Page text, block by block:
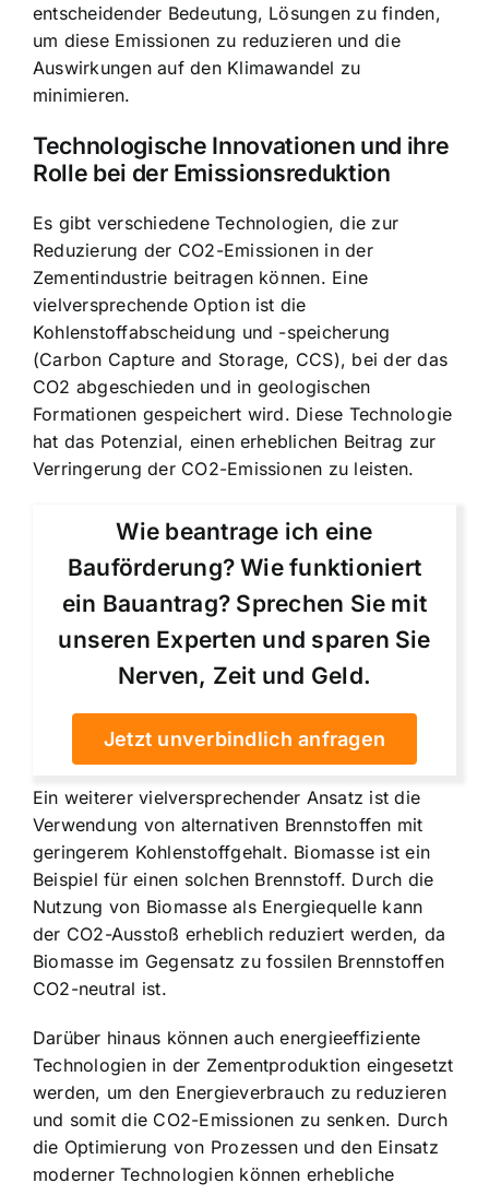
entscheidender Bedeutung, Lösungen zu finden,
um diese Emissionen zu reduzieren und die
Auswirkungen auf den Klimawandel zu
minimieren.
Technologische Innovationen und ihre
Rolle bei der Emissionsreduktion
Es gibt verschiedene Technologien, die zur
Reduzierung der CO2-Emissionen in der
Zementindustrie beitragen können. Eine
vielversprechende Option ist die
Kohlenstoffabscheidung und -speicherung
(Carbon Capture and Storage, CCS), bei der das
CO2 abgeschieden und in geologischen
Formationen gespeichert wird. Diese Technologie
hat das Potenzial, einen erheblichen Beitrag zur
Verringerung der CO2-Emissionen zu leisten.
Wie beantrage ich eine
Bauförderung? Wie funktioniert
ein Bauantrag? Sprechen Sie mit
unseren Experten und sparen Sie
Nerven, Zeit und Geld.
Jetzt unverbindlich anfragen
Ein weiterer vielversprechender Ansatz ist die
Verwendung von alternativen Brennstoffen mit
geringerem Kohlenstoffgehalt. Biomasse ist ein
Beispiel für einen solchen Brennstoff. Durch die
Nutzung von Biomasse als Energiequelle kann
der CO2-Ausstoß erheblich reduziert werden, da
Biomasse im Gegensatz zu fossilen Brennstoffen
CO2-neutral ist.
Darüber hinaus können auch energieeffiziente
Technologien in der Zementproduktion eingesetzt
werden, um den Energieverbrauch zu reduzieren
und somit die CO2-Emissionen zu senken. Durch
die Optimierung von Prozessen und den Einsatz
moderner Technologien können erhebliche